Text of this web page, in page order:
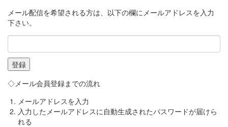
メール配信を希望される方は、以下の欄にメールアドレスを入力
下さい。
◇メール会員登録までの流れ
メールアドレスを入力
入力したメールアドレスに自動生成されたパスワードが届けら
れる